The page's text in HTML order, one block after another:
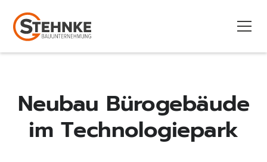
Neubau Bürogebäude
im Technologiepark